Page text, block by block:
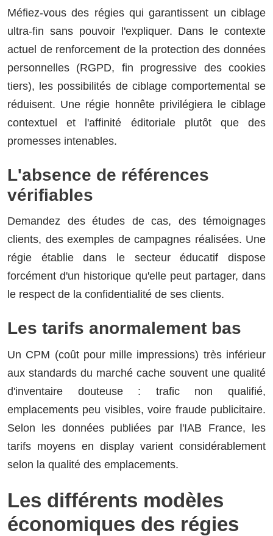
Méfiez-vous des régies qui garantissent un ciblage
ultra-fin sans pouvoir l'expliquer. Dans le contexte
actuel de renforcement de la protection des données
personnelles (RGPD, fin progressive des cookies
tiers), les possibilités de ciblage comportemental se
réduisent. Une régie honnête privilégiera le ciblage
contextuel et l'affinité éditoriale plutôt que des
promesses intenables.
L'absence de références
vérifiables
Demandez des études de cas, des témoignages
clients, des exemples de campagnes réalisées. Une
régie établie dans le secteur éducatif dispose
forcément d'un historique qu'elle peut partager, dans
le respect de la confidentialité de ses clients.
Les tarifs anormalement bas
Un CPM (coût pour mille impressions) très inférieur
aux standards du marché cache souvent une qualité
d'inventaire douteuse : trafic non qualifié,
emplacements peu visibles, voire fraude publicitaire.
Selon les données publiées par l'IAB France, les
tarifs moyens en display varient considérablement
selon la qualité des emplacements.
Les différents modèles
économiques des régies